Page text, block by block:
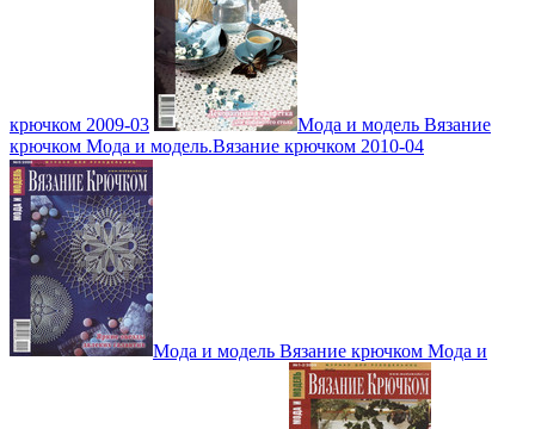
крючком 2009-03
Мода и модель Вязание
крючком Мода и модель.Вязание крючком 2010-04
Мода и модель Вязание крючком Мода и